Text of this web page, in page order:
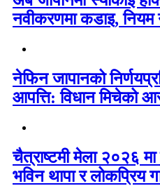
नवीकरणमा कडाइ, नियम
नेफिन जापानको
आपत्ति: विधान मिचेको
चैत्राष्टमी मेला २०२६
भविन थापा र लोकप्रिय